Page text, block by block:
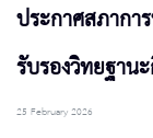
ประกาศสภากา
รับรองวิทยฐา
25 February 2026